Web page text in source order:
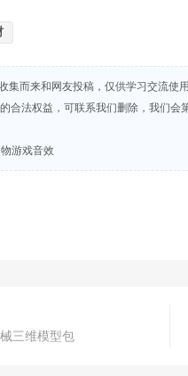
集而来和网友投稿，仅供学习交流
合法权益，可联系我们删除，我们会
游戏音效
三维模型包